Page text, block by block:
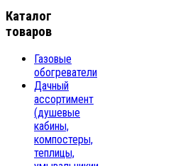
Каталог
товаров
Газовые
обогреватели
Дачный
ассортимент
(душевые
кабины,
компостеры,
теплицы,